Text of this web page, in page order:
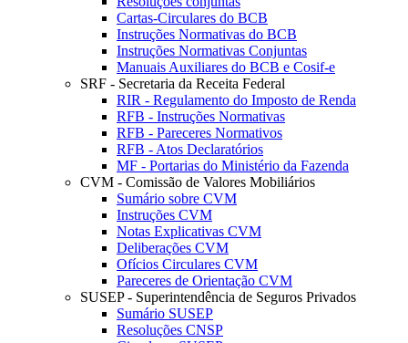
Cartas-Circulares do BCB
Instruções Normativas do BCB
Instruções Normativas Conjuntas
Manuais Auxiliares do BCB e Cosif-e
SRF - Secretaria da Receita Federal
RIR - Regulamento do Imposto de Renda
RFB - Instruções Normativas
RFB - Pareceres Normativos
RFB - Atos Declaratórios
MF - Portarias do Ministério da Fazenda
CVM - Comissão de Valores Mobiliários
Sumário sobre CVM
Instruções CVM
Notas Explicativas CVM
Deliberações CVM
Ofícios Circulares CVM
Pareceres de Orientação CVM
SUSEP - Superintendência de Seguros Privados
Sumário SUSEP
Resoluções CNSP